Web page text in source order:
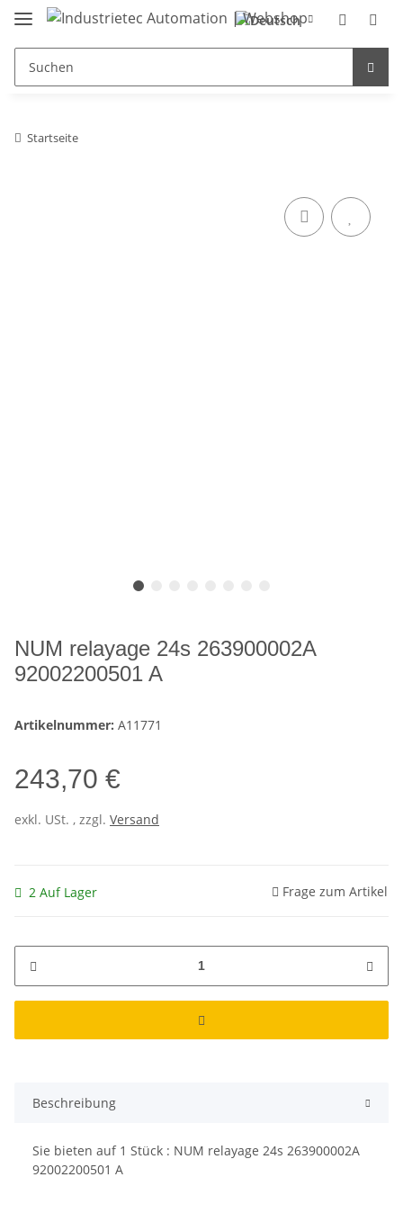
Startseite
NUM relayage 24s 263900002A
92002200501 A
Artikelnummer: A11771
243,70 €
exkl. USt. , zzgl. Versand
2 Auf Lager Frage zum Artikel
Beschreibung
Sie bieten auf 1 Stück : NUM relayage 24s 263900002A
92002200501 A